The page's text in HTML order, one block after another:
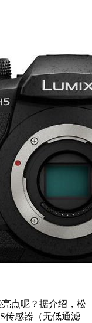
点呢？据介绍，松
传感器（无低通滤